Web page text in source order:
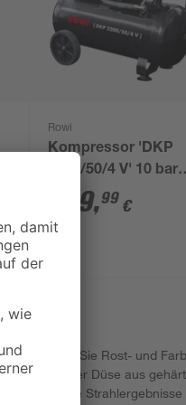
Rowi
Kompressor 'DKP
2200/50/4 V' 10 bar
245-300 l/min
239,99 €
entfernen Sie Rost- und
hochwertiger Düse aus
hochwertige